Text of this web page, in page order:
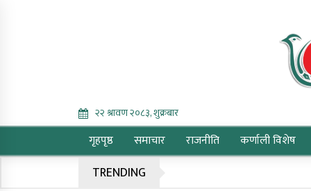
२२ श्रावण २०८३, शुक्रबार
गृहपृष्ठ समाचार राजनीति कर्णाली विशेष
Trending Now
TRENDING